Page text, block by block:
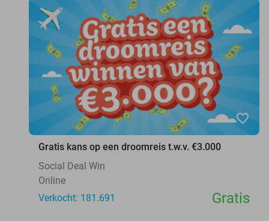
favorite_border
Gratis kans op een droomreis t.w.v. €3.000
Social Deal Win
Online
Verkocht: 181.691
Gratis